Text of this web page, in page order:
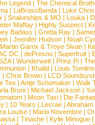
Legend | The Chemical
|LaBrassBanda |Luke
| Snakeships & MO | Louka |
Maffay | Highly Suspect |
Badass |Gretta Ray |
|Jennifer Hudson |Noah
Martin Garrix & Troye Sivan |
DC |dePresno |Superfruit |
|Wunderwelt |Prinz Pi |
| Khalid | Louis
| Chris Brown | LCD
Tee | Antje Schomaker | Walk
Bruni |Michael Jackson |
|Moon Taxi |Die
| 10 Years | Lecrae | Abraham
Louise |Mario Novembre |
| Tinashe | Kylie Minogue |